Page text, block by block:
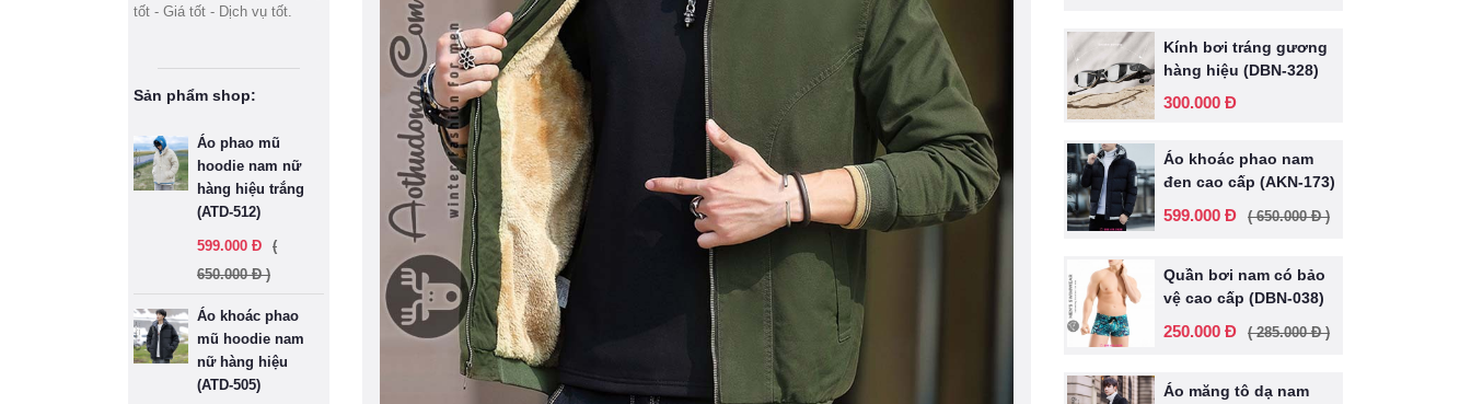
tốt - Giá tốt - Dịch vụ tốt.
Sản phẩm shop:
Áo phao mũ
hoodie nam nữ
hàng hiệu trắng
(ATD-512)
599.000 Đ
(
650.000 Đ )
Áo khoác phao
mũ hoodie nam
nữ hàng hiệu
(ATD-505)
Kính bơi tráng gương
hàng hiệu (DBN-328)
300.000 Đ
Áo khoác phao nam
đen cao cấp (AKN-173)
599.000 Đ ( 650.000 Đ )
Quần bơi nam có bảo
vệ cao cấp (DBN-038)
250.000 Đ ( 285.000 Đ )
Áo măng tô dạ nam